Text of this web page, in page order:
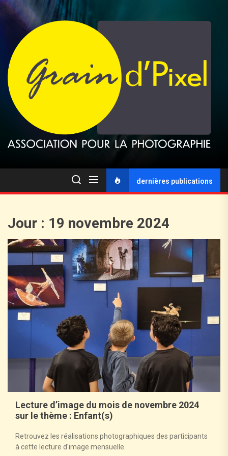
dernières publications
Jour : 19 novembre 2024
Lecture d’image du mois de novembre 2024
sur le thème : Enfant(s)
Retrouvez les réalisations photographiques des participants
à cette lecture d'image mensuelle.